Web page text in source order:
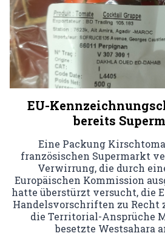
EU-
bereits
Eine Packung
französischen Supermarkt
Verwirrung, die durch
Europäischen Kommission
hatte überstürzt versucht, die
Handelsvorschriften zu Recht
die Territorial-Ansprüche
besetzte Westsahara